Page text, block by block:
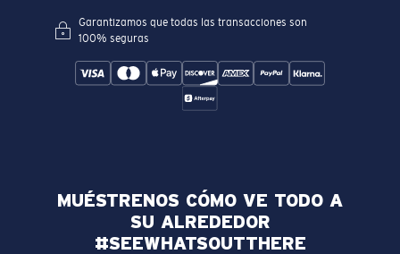
Garantizamos que todas las transacciones son
100% seguras
MUÉSTRENOS CÓMO VE TODO A
SU ALREDEDOR
#SEEWHATSOUTTHERE